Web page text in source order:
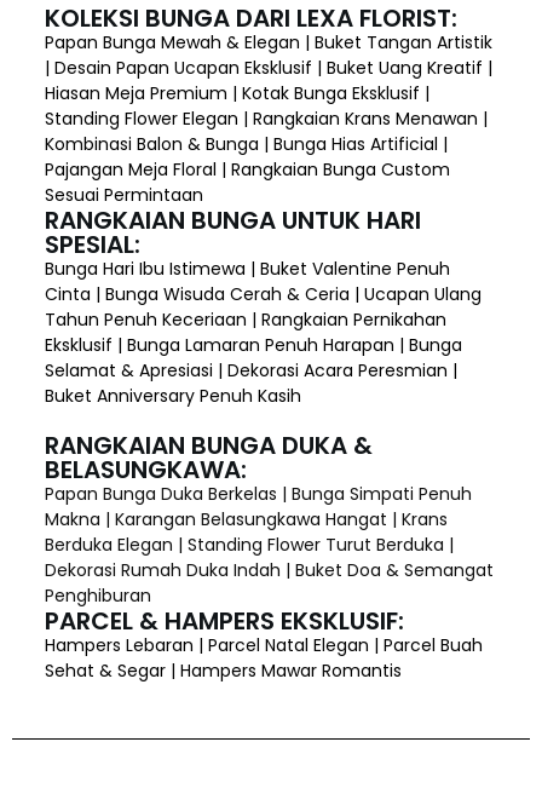
KOLEKSI BUNGA DARI LEXA FLORIST:
Papan Bunga Mewah & Elegan | Buket Tangan Artistik
| Desain Papan Ucapan Eksklusif | Buket Uang Kreatif |
Hiasan Meja Premium | Kotak Bunga Eksklusif |
Standing Flower Elegan | Rangkaian Krans Menawan |
Kombinasi Balon & Bunga | Bunga Hias Artificial |
Pajangan Meja Floral | Rangkaian Bunga Custom
Sesuai Permintaan
RANGKAIAN BUNGA UNTUK HARI
SPESIAL:
Bunga Hari Ibu Istimewa | Buket Valentine Penuh
Cinta | Bunga Wisuda Cerah & Ceria | Ucapan Ulang
Tahun Penuh Keceriaan | Rangkaian Pernikahan
Eksklusif | Bunga Lamaran Penuh Harapan | Bunga
Selamat & Apresiasi | Dekorasi Acara Peresmian |
Buket Anniversary Penuh Kasih
RANGKAIAN BUNGA DUKA &
BELASUNGKAWA:
Papan Bunga Duka Berkelas | Bunga Simpati Penuh
Makna | Karangan Belasungkawa Hangat | Krans
Berduka Elegan | Standing Flower Turut Berduka |
Dekorasi Rumah Duka Indah | Buket Doa & Semangat
Penghiburan
PARCEL & HAMPERS EKSKLUSIF:
Hampers Lebaran | Parcel Natal Elegan | Parcel Buah
Sehat & Segar | Hampers Mawar Romantis